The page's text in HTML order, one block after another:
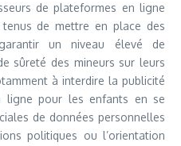
de plateformes en ligne
de mettre en place des
un niveau élevé de
sûreté des mineurs sur leurs
à interdire la publicité
ligne pour les enfants en se
de données personnelles
politiques ou l’orientation